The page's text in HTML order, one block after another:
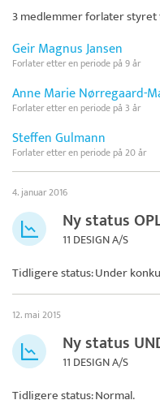
3 medlemmer forlater
Geir Magnus Jansen
Forlater etter en periode på 9 år
Anne Marie Nørregaard-
Forlater etter en periode på 3 år
Steffen Gulmann
Forlater etter en periode på 20 år
4. januar 2016
Ny status
11 DESIGN A/S
Tidligere status: Under
12. mai 2015
Ny status
11 DESIGN A/S
Tidligere status: Normal.